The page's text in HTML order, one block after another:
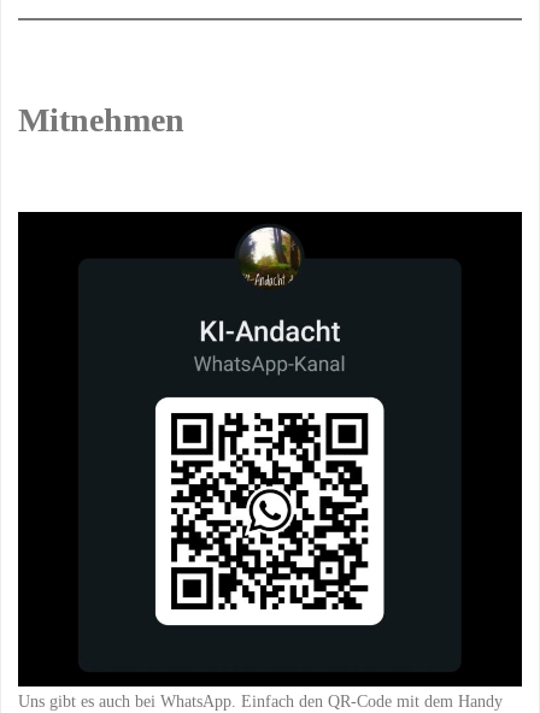
Mitnehmen
Uns gibt es auch bei WhatsApp. Einfach den QR-Code mit dem Handy